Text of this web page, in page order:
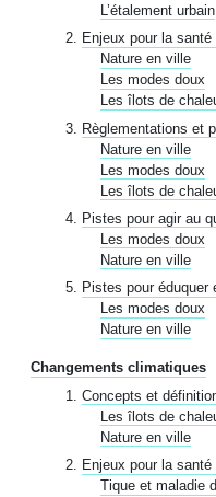
L’étalement urbain
Enjeux pour la
Nature en ville
Les modes doux
Les îlots de
Règlementations et
Nature en ville
Les modes doux
Les îlots de
Pistes pour agir au
Les modes doux
Nature en ville
Pistes pour éduquer
Les modes doux
Nature en ville
Changements climatiques
Concepts et
Les îlots de
Nature en ville
Enjeux pour la
Tique et maladie